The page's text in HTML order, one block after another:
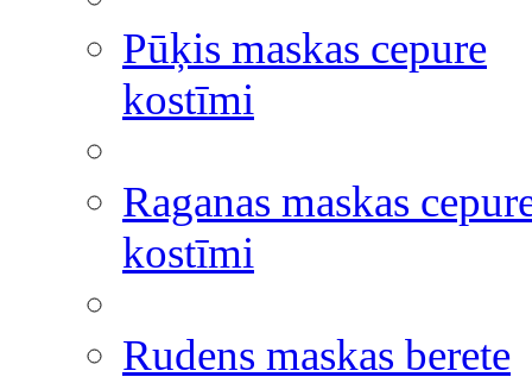
Pūķis maskas cepure
kostīmi
Raganas maskas
kostīmi
Rudens maskas berete